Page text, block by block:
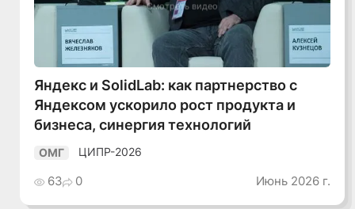
Смотреть видео
Яндекс и SolidLab: как партнерство с
Яндексом ускорило рост продукта и
бизнеса, синергия технологий
ОМГ ЦИПР-2026
63 0 Июнь 2026 г.